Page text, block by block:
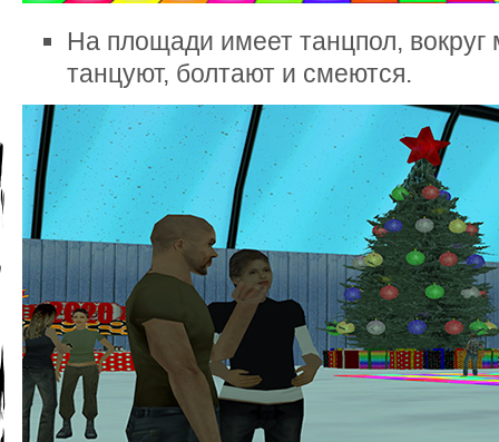
На площади имеет танцпол, вокруг
танцуют, болтают и смеются.